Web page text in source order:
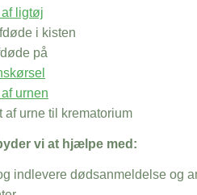
ligtøj
i kisten
på
urnen
af urne til krematorium
vi at hjælpe med:
indlevere dødsanmeldelse og